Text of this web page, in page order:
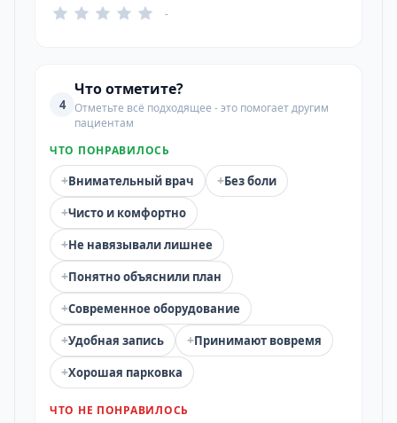
-
4
Что отметите?
Отметьте всё подходящее - это помогает другим
пациентам
ЧТО ПОНРАВИЛОСЬ
+Внимательный врач +Без боли
+Чисто и комфортно
+Не навязывали лишнее
+Понятно объяснили план
+Современное оборудование
+Удобная запись +Принимают вовремя
+Хорошая парковка
ЧТО НЕ ПОНРАВИЛОСЬ